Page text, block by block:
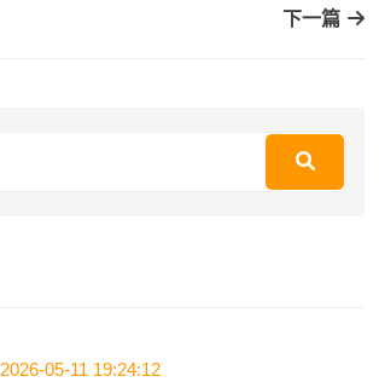
下一篇
2026-05-11 19:24:12